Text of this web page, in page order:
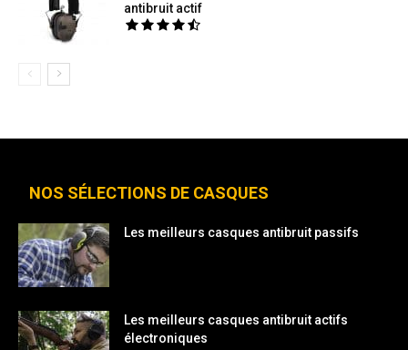
antibruit actif
NOS SÉLECTIONS DE CASQUES
Les meilleurs casques antibruit passifs
Les meilleurs casques antibruit actifs
électroniques